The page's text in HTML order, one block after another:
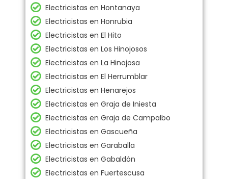
Electricistas en Hontanaya
Electricistas en Honrubia
Electricistas en El Hito
Electricistas en Los Hinojosos
Electricistas en La Hinojosa
Electricistas en El Herrumblar
Electricistas en Henarejos
Electricistas en Graja de Iniesta
Electricistas en Graja de Campalbo
Electricistas en Gascueña
Electricistas en Garaballa
Electricistas en Gabaldón
Electricistas en Fuertescusa